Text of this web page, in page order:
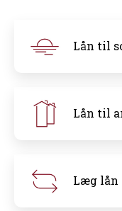
Lån til
Lån til
Læg lån